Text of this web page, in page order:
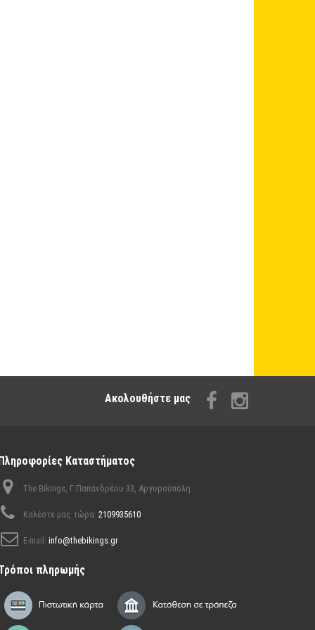
Aκολουθήστε μας
Καταστήματος
The Bikings, Γ.Παπανδρέου 33, Αργυρούπολη
Καλέστε μας τώρα: 2109935610
E-mail: info@thebikings.gr
πληρωμής